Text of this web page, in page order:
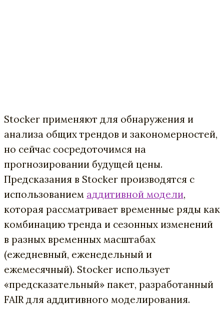
Stocker применяют для обнаружения и
анализа общих трендов и закономерностей,
но сейчас сосредоточимся на
прогнозировании будущей цены.
Предсказания в Stocker производятся с
использованием аддитивной модели,
которая рассматривает временные ряды как
комбинацию тренда и сезонных изменений
в разных временных масштабах
(ежедневный, еженедельный и
ежемесячный). Stocker использует
«предсказательный» пакет, разработанный
FAIR для аддитивного моделирования.